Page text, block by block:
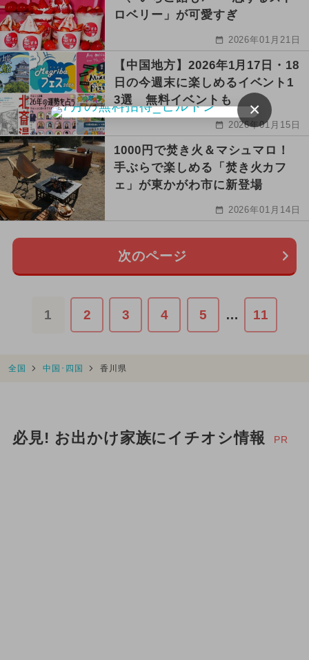
ロベリー」が可愛すぎ
2026年01月21日
【中国地方】2026年1月17日・18
日の今週末に楽しめるイベント1
3選 無料イベントも
2026年01月15日
1000円で焚き火＆マシュマロ！
手ぶらで楽しめる「焚き火カフ
ェ」が東かがわ市に新登場
2026年01月14日
次のページ
1 2 3 4 5 … 11
全国 中国･四国 香川県
必見! お出かけ家族にイチオシ情報 PR
×